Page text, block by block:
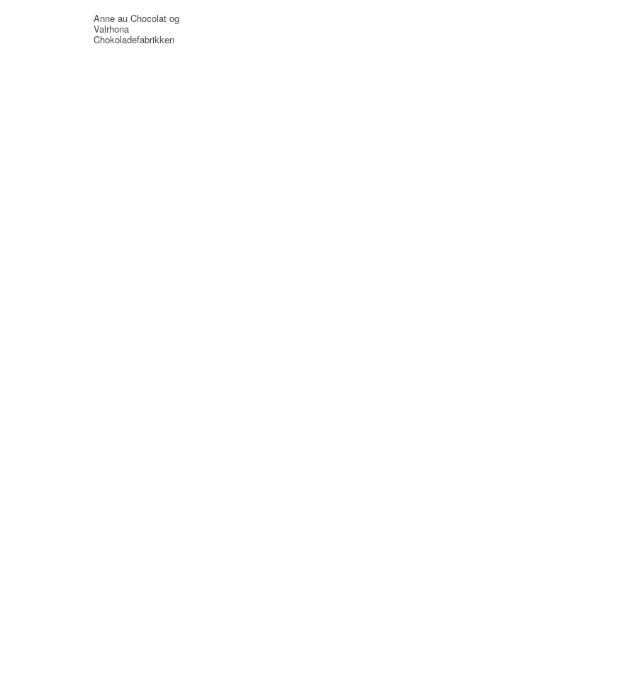
Anne au Chocolat og
Valrhona
Chokoladefabrikken